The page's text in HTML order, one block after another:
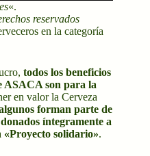
«.
reservados
en la categoría
todos los beneficios
ASACA son para la
en valor la Cerveza
forman parte de
íntegramente a
«Proyecto solidario».